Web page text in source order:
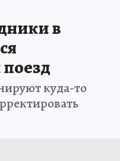
в
куда-то